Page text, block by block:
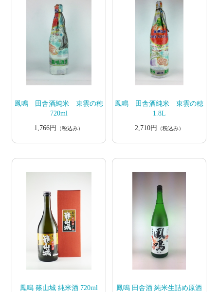
鳳鳴 田舎酒純米 東雲の穂
720ml
1,766円
（税込み）
鳳鳴 田舎酒純米 東雲の穂
1.8L
2,710円
（税込み）
鳳鳴 篠山城 純米酒 720ml
鳳鳴 田舎酒 純米生詰め原酒